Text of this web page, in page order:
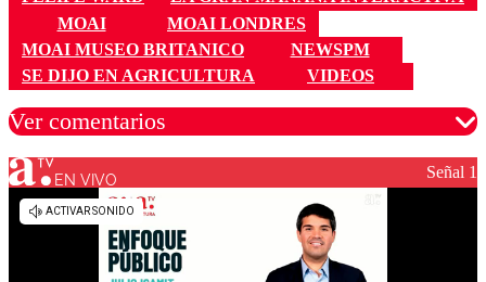
MOAI
MOAI LONDRES
MOAI MUSEO BRITANICO
NEWSPM
SE DIJO EN AGRICULTURA
VIDEOS
Ver comentarios
Los comentarios son moderados para garantizar un
diálogo respetuoso.
EN VIVO Señal 1